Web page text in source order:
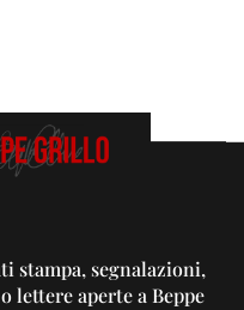
stampa, segnalazioni,
lettere aperte a Beppe